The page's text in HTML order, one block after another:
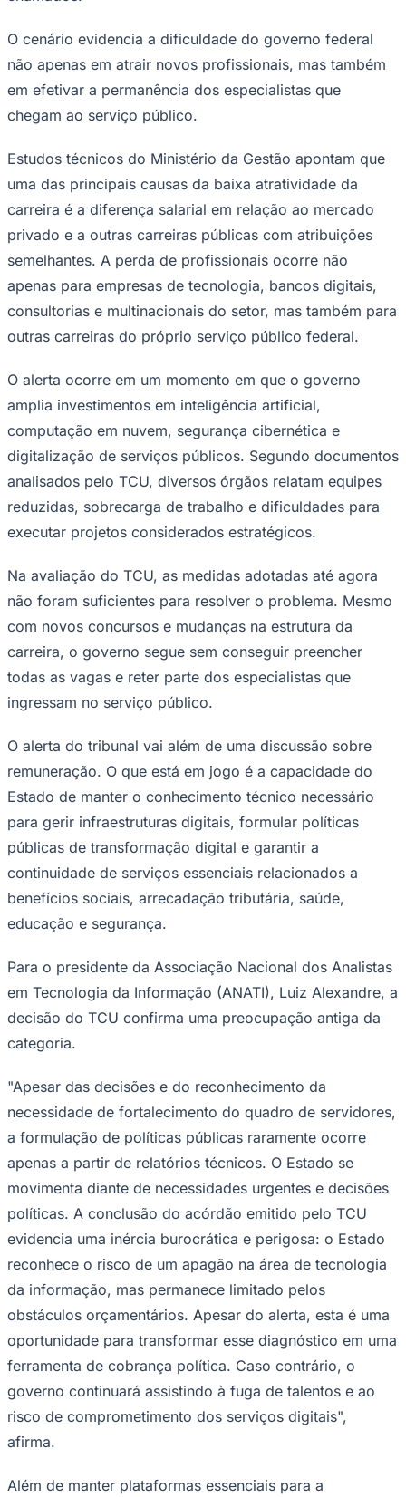
São Paulo
Flamengo
O cenário evidencia a dificuldade do governo federal
não apenas em atrair novos profissionais, mas também
em efetivar a permanência dos especialistas que
chegam ao serviço público.
Estudos técnicos do Ministério da Gestão apontam que
uma das principais causas da baixa atratividade da
carreira é a diferença salarial em relação ao mercado
privado e a outras carreiras públicas com atribuições
semelhantes. A perda de profissionais ocorre não
apenas para empresas de tecnologia, bancos digitais,
consultorias e multinacionais do setor, mas também para
outras carreiras do próprio serviço público federal.
O alerta ocorre em um momento em que o governo
amplia investimentos em inteligência artificial,
computação em nuvem, segurança cibernética e
digitalização de serviços públicos. Segundo documentos
analisados pelo TCU, diversos órgãos relatam equipes
reduzidas, sobrecarga de trabalho e dificuldades para
executar projetos considerados estratégicos.
Na avaliação do TCU, as medidas adotadas até agora
não foram suficientes para resolver o problema. Mesmo
com novos concursos e mudanças na estrutura da
carreira, o governo segue sem conseguir preencher
todas as vagas e reter parte dos especialistas que
ingressam no serviço público.
O alerta do tribunal vai além de uma discussão sobre
remuneração. O que está em jogo é a capacidade do
Estado de manter o conhecimento técnico necessário
para gerir infraestruturas digitais, formular políticas
públicas de transformação digital e garantir a
continuidade de serviços essenciais relacionados a
benefícios sociais, arrecadação tributária, saúde,
educação e segurança.
Para o presidente da Associação Nacional dos Analistas
em Tecnologia da Informação (ANATI), Luiz Alexandre, a
decisão do TCU confirma uma preocupação antiga da
categoria.
"Apesar das decisões e do reconhecimento da
necessidade de fortalecimento do quadro de servidores,
a formulação de políticas públicas raramente ocorre
apenas a partir de relatórios técnicos. O Estado se
movimenta diante de necessidades urgentes e decisões
políticas. A conclusão do acórdão emitido pelo TCU
evidencia uma inércia burocrática e perigosa: o Estado
reconhece o risco de um apagão na área de tecnologia
da informação, mas permanece limitado pelos
obstáculos orçamentários. Apesar do alerta, esta é uma
oportunidade para transformar esse diagnóstico em uma
ferramenta de cobrança política. Caso contrário, o
governo continuará assistindo à fuga de talentos e ao
risco de comprometimento dos serviços digitais",
afirma.
Além de manter plataformas essenciais para a